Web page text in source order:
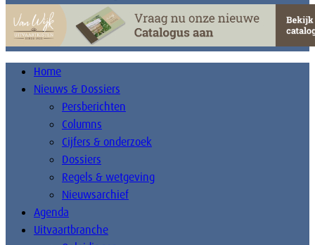
Home
Nieuws & Dossiers
Persberichten
Columns
Cijfers & onderzoek
Dossiers
Regels & wetgeving
Nieuwsarchief
Agenda
Uitvaartbranche